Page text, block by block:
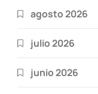
agosto 2026
julio 2026
junio 2026